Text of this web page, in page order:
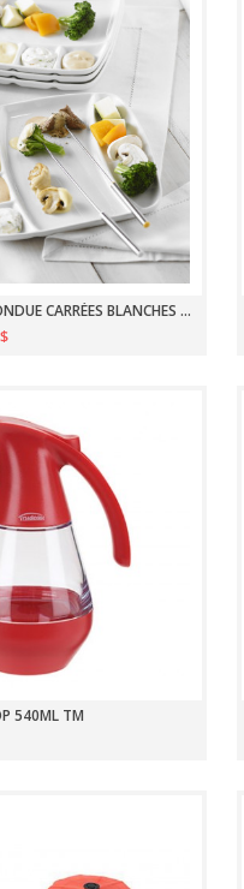
ASSIETTES À FONDUE CARRÉES BLANCHES 4 PIÈCES TM
540ML TM